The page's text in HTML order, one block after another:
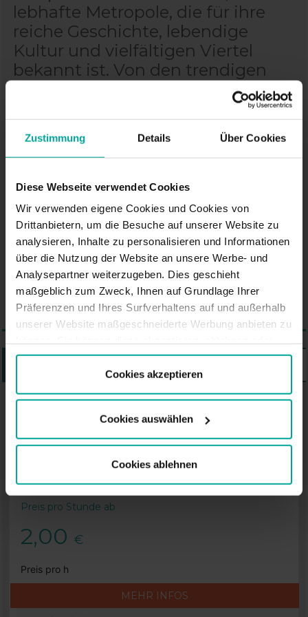
Zustimmung Details Über Cookies
Diese Webseite verwendet Cookies
Wir verwenden eigene Cookies und Cookies von
Drittanbietern, um die Besuche auf unserer Website zu
analysieren, Inhalte zu personalisieren und Informationen
über die Nutzung der Website an unsere Werbe- und
Analysepartner weiterzugeben. Dies geschieht
maßgeblich zum Zweck, Ihnen auf Grundlage Ihrer
Präferenzen und Ihres Surfverhaltens auf und außerhalb
unserer Website maßgeschneiderte Werbung anbieten zu
Ihre Präferenzen auswählen, indem Sie auf die
entsprechende Schaltfläche klicken. Weitere
Informationen finden Sie in der Cookie-Richtlinie.
Cookies akzeptieren
Cookies auswählen
Cookies ablehnen
lebhafte Metropole, die für ihre
reiche Geschichte, lebendige
Kultur und vielfältigen Viertel
bekannt ist. Von den trendigen
Straßen Kreuzbergs bis zum
historischen Zentrum von Mitte
bietet die Stadt eine Vielzahl von
Erlebnissen für Besucher. Mit
Sehenswürdigkeiten,
erstklassigen Museen und
lebhaften Atmosphäre ist Berlin
ein Muss für Reisende, die sowohl
Geschichte als auch Modernität
suchen.
Saba Parkhaus Lio, Berlin
Preis pro Stunde ab
2,00 €
Preis pro h
MEHR INFOS